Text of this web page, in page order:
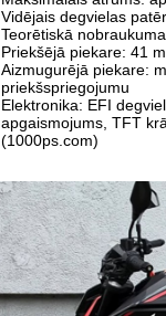
Vidējais degvielas
Teorētiskā
Priekšējā piekare: 41
Aizmugurējā piekare:
priekšspriegojumu
Elektronika: EFI
apgaismojums, TFT
(1000ps.com)